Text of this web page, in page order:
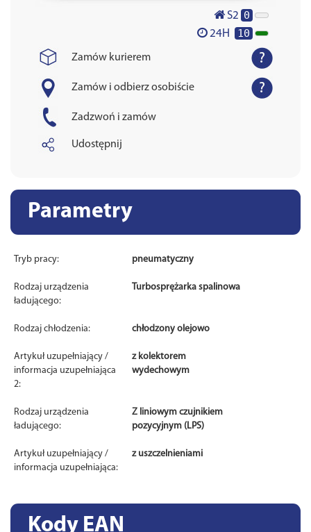
S2 0
24H 10
Zamów kurierem
Zamów i odbierz osobiście
Zadzwoń i zamów
Udostępnij
Parametry
Tryb pracy: pneumatyczny
Rodzaj urządzenia
ładującego:
Turbosprężarka spalinowa
Rodzaj chłodzenia: chłodzony olejowo
Artykuł uzupełniający /
informacja uzupełniająca
2:
z kolektorem
wydechowym
Rodzaj urządzenia
ładującego:
Z liniowym czujnikiem
pozycyjnym (LPS)
Artykuł uzupełniający /
informacja uzupełniająca:
z uszczelnieniami
Kody EAN